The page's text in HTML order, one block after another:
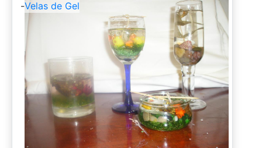
-Velas de Gel